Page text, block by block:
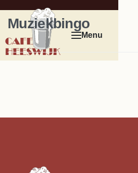
Muziekbingo